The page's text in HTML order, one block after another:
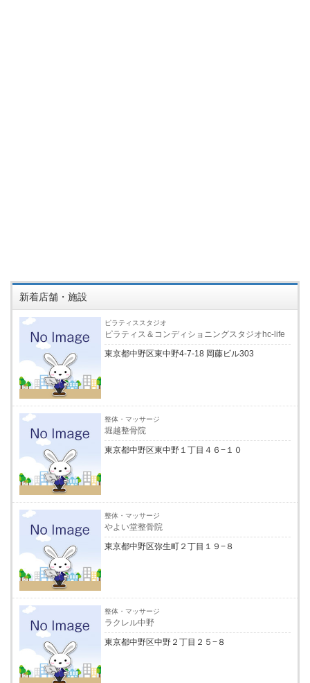
新着店舗・施設
ピラティススタジオ
ピラティス＆コンディショニングスタジオhc-life
東京都中野区東中野4-7-18 岡藤ビル303
整体・マッサージ
堀越整骨院
東京都中野区東中野１丁目４６−１０
整体・マッサージ
やよい堂整骨院
東京都中野区弥生町２丁目１９−８
整体・マッサージ
ラクレル中野
東京都中野区中野２丁目２５−８